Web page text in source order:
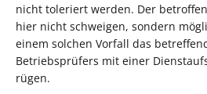
nicht toleriert werden. Der
hier nicht schweigen, sondern
einem solchen Vorfall das
Betriebsprüfers mit einer
rügen.